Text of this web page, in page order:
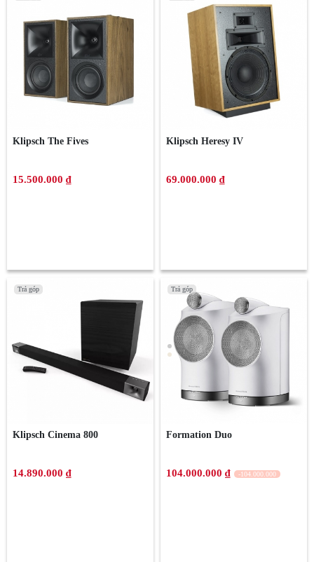
Klipsch The Fives
15.500.000 ₫
Klipsch Heresy IV
69.000.000 ₫
Trả góp
Trả góp
Klipsch Cinema 800
14.890.000 ₫
Trả góp
Trả góp
Formation Duo
104.000.000 ₫ -104.000.000